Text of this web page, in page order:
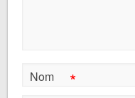
Nom *